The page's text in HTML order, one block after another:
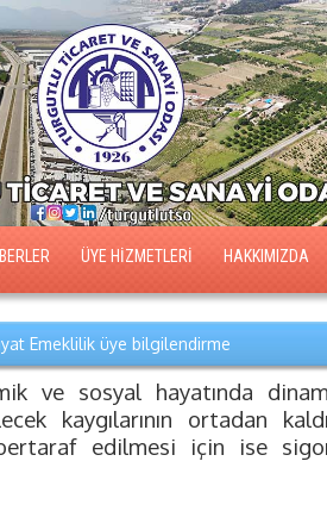
ÜYE HİZMETLERİ HAKKIMIZDA
Emeklilik üye bilgilendirme
ve sosyal hayatında
kaygılarının ortadan
edilmesi için ise